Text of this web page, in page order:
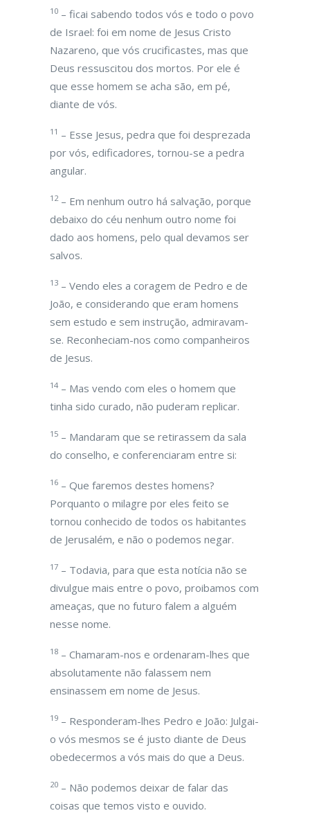
10 – ficai sabendo todos vós e todo o povo
de Israel: foi em nome de Jesus Cristo
Nazareno, que vós crucificastes, mas que
Deus ressuscitou dos mortos. Por ele é
que esse homem se acha são, em pé,
diante de vós.
11 – Esse Jesus, pedra que foi desprezada
por vós, edificadores, tornou-se a pedra
angular.
12– Em nenhum outro há salvação, porque
debaixo do céu nenhum outro nome foi
dado aos homens, pelo qual devamos ser
salvos.
13 – Vendo eles a coragem de Pedro e de
João, e considerando que eram homens
sem estudo e sem instrução, admiravam-
se. Reconheciam-nos como companheiros
de Jesus.
14 – Mas vendo com eles o homem que
tinha sido curado, não puderam replicar.
15 – Mandaram que se retirassem da sala
do conselho, e conferenciaram entre si:
16 – Que faremos destes homens?
Porquanto o milagre por eles feito se
tornou conhecido de todos os habitantes
de Jerusalém, e não o podemos negar.
17 – Todavia, para que esta notícia não se
divulgue mais entre o povo, proibamos com
ameaças, que no futuro falem a alguém
nesse nome.
18 – Chamaram-nos e ordenaram-lhes que
absolutamente não falassem nem
ensinassem em nome de Jesus.
19 – Responderam-lhes Pedro e João: Julgai-
o vós mesmos se é justo diante de Deus
obedecermos a vós mais do que a Deus.
20 – Não podemos deixar de falar das
coisas que temos visto e ouvido.